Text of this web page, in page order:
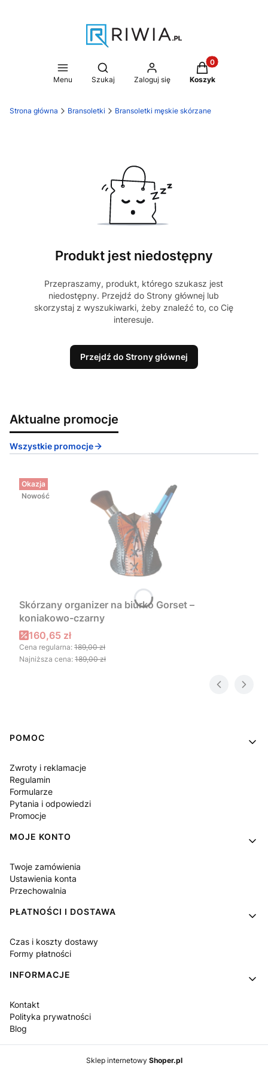
Menu
Otwórz wyszukiwarkę
Szukaj Zaloguj się
Produkty w
Koszyk
Strona główna Bransoletki Bransoletki męskie skórzane
Produkt jest niedostępny
Przepraszamy, produkt, którego szukasz jest
niedostępny. Przejdź do Strony głównej lub
skorzystaj z wyszukiwarki, żeby znaleźć to, co Cię
interesuje.
Przejdź do Strony głównej
Aktualne promocje
Wszystkie promocje
Okazja
Nowość
Skórzany organizer na biurko Gorset –
koniakowo-czarny
Cena promocyjna
160,65 zł
Cena regularna: 189,00 zł
Najniższa cena: 189,00 zł
Linki w stopce
POMOC
Zwroty i reklamacje
Regulamin
Formularze
Pytania i odpowiedzi
Promocje
MOJE KONTO
Twoje zamówienia
Ustawienia konta
Przechowalnia
PŁATNOŚCI I DOSTAWA
Czas i koszty dostawy
Formy płatności
INFORMACJE
Kontakt
Polityka prywatności
Blog
Sklep internetowy Shoper.pl